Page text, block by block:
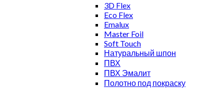
3D Flex
Eco Flex
Emalux
Master Foil
Soft Touch
Натуральный шпон
ПВХ
ПВХ Эмалит
Полотно под покраску